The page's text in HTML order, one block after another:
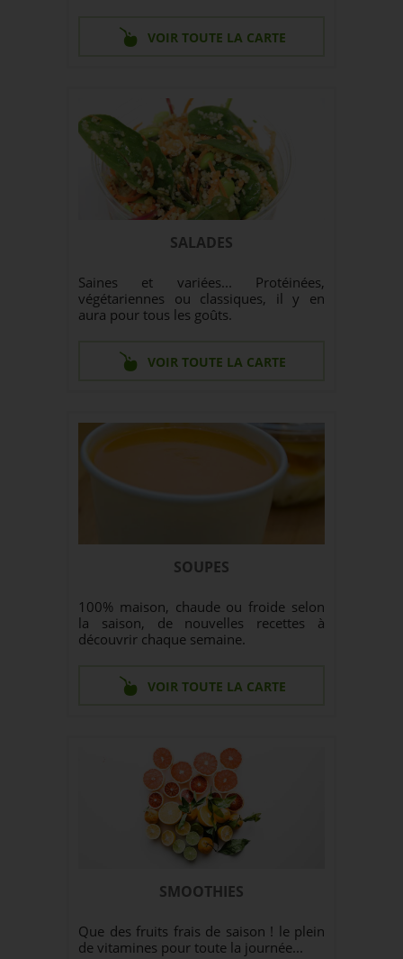
VOIR TOUTE LA CARTE
SALADES
Saines et variées... Protéinées,
végétariennes ou classiques, il y en
aura pour tous les goûts.
VOIR TOUTE LA CARTE
SOUPES
100% maison, chaude ou froide selon
la saison, de nouvelles recettes à
découvrir chaque semaine.
VOIR TOUTE LA CARTE
SMOOTHIES
Que des fruits frais de saison ! le plein
de vitamines pour toute la journée...